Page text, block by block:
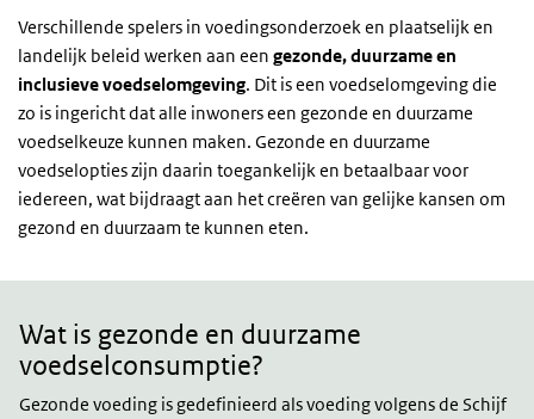
Verschillende spelers in voedingsonderzoek en plaatselijk en
landelijk beleid werken aan een gezonde, duurzame en
inclusieve voedselomgeving. Dit is een voedselomgeving die
zo is ingericht dat alle inwoners een gezonde en duurzame
voedselkeuze kunnen maken. Gezonde en duurzame
voedselopties zijn daarin toegankelijk en betaalbaar voor
iedereen, wat bijdraagt aan het creëren van gelijke kansen om
gezond en duurzaam te kunnen eten.
Duurzame
Wat is gezonde en duurzame
voedselconsumptie?
Gezonde voeding is gedefinieerd als voeding volgens de Schijf